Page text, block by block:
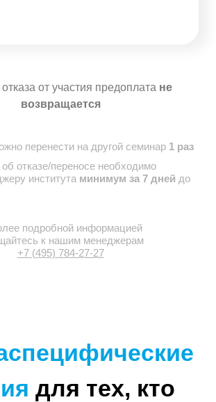
от участия предоплата не
возвращается
перенести на другой семинар 1 раз
отказе/переносе необходимо
института минимум за 7 дней до
подробной информацией
к нашим менеджерам
+7 (495) 784-27-27
для тех, кто